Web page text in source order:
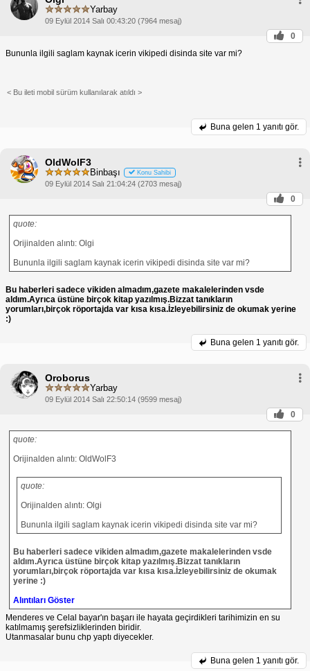
Yarbay
09 Eylül 2014 Salı 00:43:20 (7964 mesaj)
0
Bununla ilgili saglam kaynak icerin vikipedi disinda site var mi?
< Bu ileti mobil sürüm kullanılarak atıldı >
Buna gelen 1 yanıtı gör.
OldWolF3
Binbaşı Konu Sahibi
09 Eylül 2014 Salı 21:04:24 (2703 mesaj)
0
quote:
Orijinalden alıntı: Olgi
Bununla ilgili saglam kaynak icerin vikipedi disinda site var mi?
Bu haberleri sadece vikiden almadım,gazete makalelerinden vsde
aldım.Ayrıca üstüne birçok kitap yazılmış.Bizzat tanıkların
yorumları,birçok röportajda var kısa kısa.İzleyebilirsiniz de okumak yerine
:)
Buna gelen 1 yanıtı gör.
Oroborus
Yarbay
09 Eylül 2014 Salı 22:50:14 (9599 mesaj)
0
quote:
Orijinalden alıntı: OldWolF3
quote:
Orijinalden alıntı: Olgi
Bununla ilgili saglam kaynak icerin vikipedi disinda site var mi?
Bu haberleri sadece vikiden almadım,gazete makalelerinden vsde
aldım.Ayrıca üstüne birçok kitap yazılmış.Bizzat tanıkların
yorumları,birçok röportajda var kısa kısa.İzleyebilirsiniz de okumak
yerine :)
Alıntıları Göster
Menderes ve Celal bayar'ın başarı ile hayata geçirdikleri tarihimizin en su
katılmamış şerefsizliklerinden biridir.
Utanmasalar bunu chp yaptı diyecekler.
Buna gelen 1 yanıtı gör.